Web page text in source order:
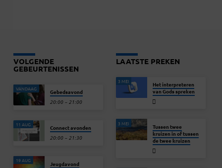
VOLGENDE
GEBEURTENISSEN
VANDAAG Gebedsavond
20:00 – 21:00
11 AUG Connect avonden
20:00 – 21:30
19 AUG Jeugdavond
LAATSTE PREKEN
3 MEI
Het interpreteren
van Gods spreken
3 MEI
Tussen twee
kruizen in of tussen
de twee kruizen